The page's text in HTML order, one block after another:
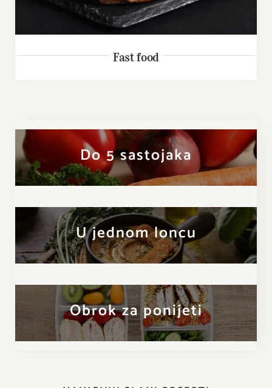
Fast food
Do 5 sastojaka
U jednom loncu
Obrok za ponijeti